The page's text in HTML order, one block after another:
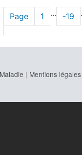
Page Page
1 … Page
-19
| Mentions légales